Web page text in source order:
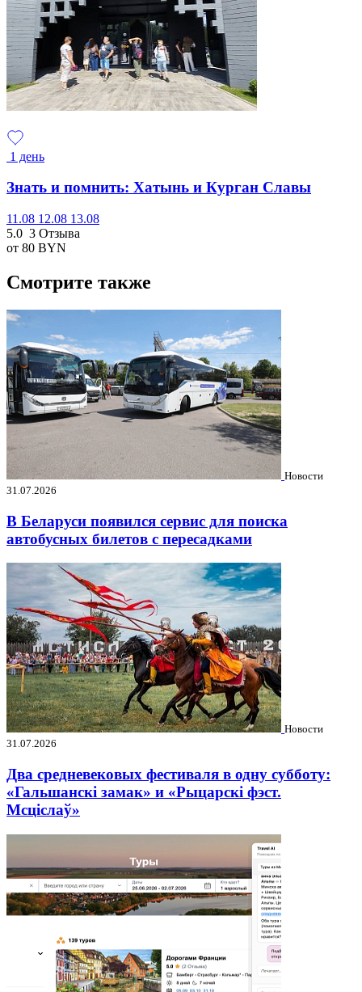
1 день
Знать и помнить: Хатынь и Курган Славы
11.08 12.08 13.08
5.0 3 Отзыва
от 80 BYN
Смотрите также
Новости
31.07.2026
В Беларуси появился сервис для поиска
автобусных билетов с пересадками
Новости
31.07.2026
Два средневековых фестиваля в одну субботу:
«Гальшанскі замак» и «Рыцарскі фэст.
Мсціслаў»